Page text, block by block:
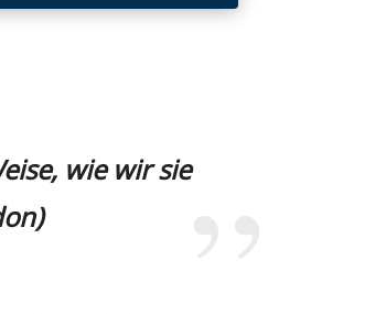
wie wir sie